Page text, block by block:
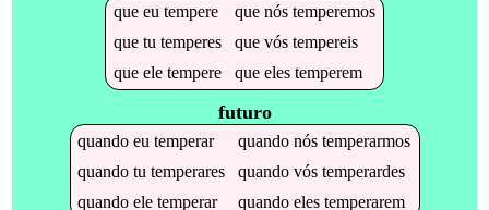
que eu tempere que nós temperemos
que tu temperes que vós tempereis
que ele tempere que eles temperem
futuro
quandoeutemperar quandonóstemperarmos
quandotutemperares quandovóstemperardes
quandoeletemperar quandoelestemperarem